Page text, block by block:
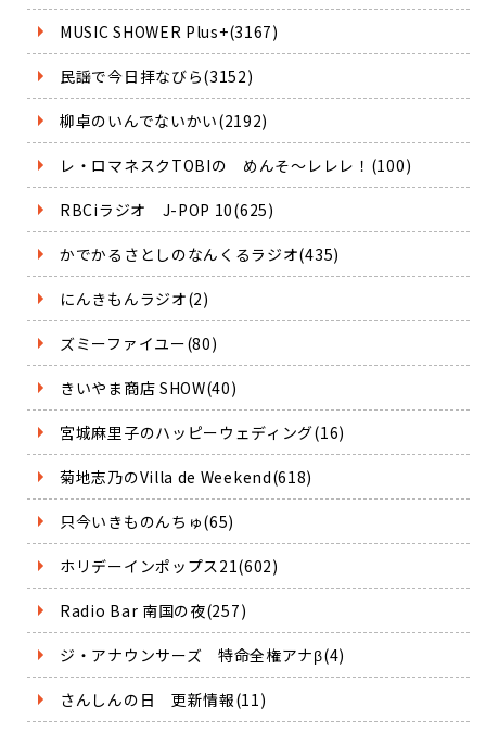
MUSIC SHOWER Plus+(3167)
民謡で今日拝なびら(3152)
柳卓のいんでないかい(2192)
レ・ロマネスクTOBIの めんそ～レレレ！(100)
RBCiラジオ J-POP 10(625)
かでかるさとしのなんくるラジオ(435)
にんきもんラジオ(2)
ズミーファイユー(80)
きいやま商店 SHOW(40)
宮城麻里子のハッピーウェディング(16)
菊地志乃のVilla de Weekend(618)
只今いきものんちゅ(65)
ホリデーインポップス21(602)
Radio Bar 南国の夜(257)
ジ・アナウンサーズ 特命全権アナβ(4)
さんしんの日 更新情報(11)